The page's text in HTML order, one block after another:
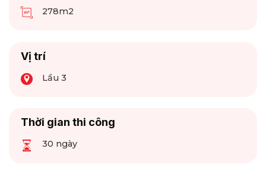
278m2
Vị trí
Lầu 3
Thời gian thi công
30 ngày